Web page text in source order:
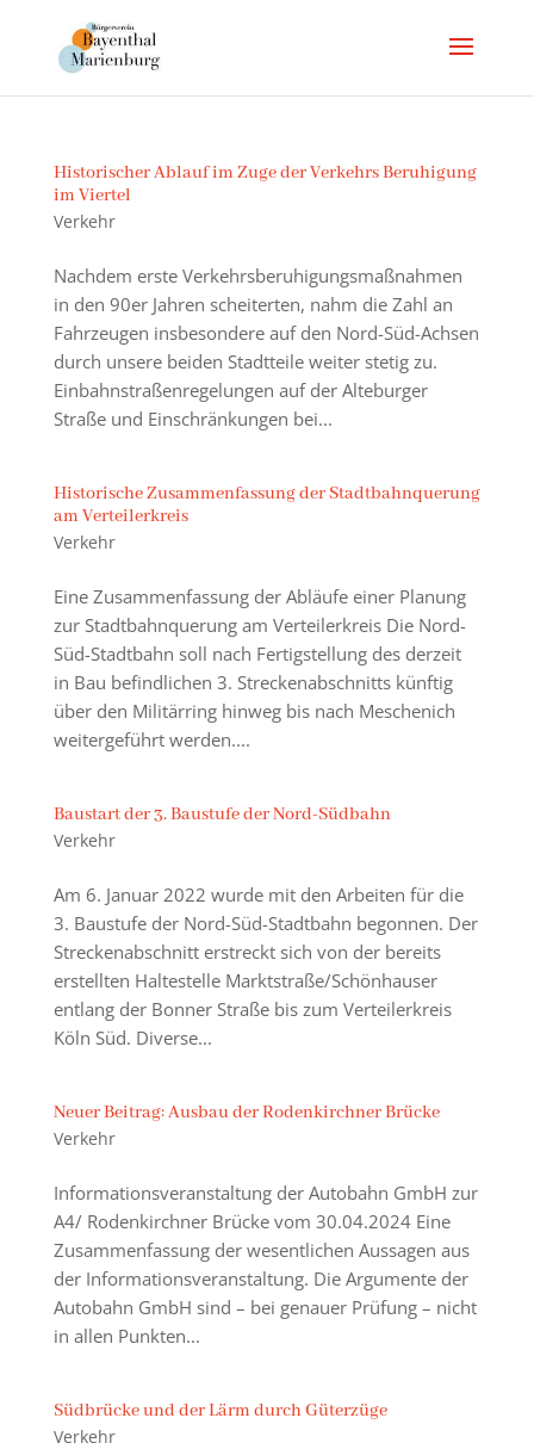
Historischer Ablauf im Zuge der Verkehrs Beruhigung
im Viertel
Verkehr
Nachdem erste Verkehrsberuhigungsmaßnahmen
in den 90er Jahren scheiterten, nahm die Zahl an
Fahrzeugen insbesondere auf den Nord-Süd-Achsen
durch unsere beiden Stadtteile weiter stetig zu.
Einbahnstraßenregelungen auf der Alteburger
Straße und Einschränkungen bei...
Historische Zusammenfassung der Stadtbahnquerung
am Verteilerkreis
Verkehr
Eine Zusammenfassung der Abläufe einer Planung
zur Stadtbahnquerung am Verteilerkreis Die Nord-
Süd-Stadtbahn soll nach Fertigstellung des derzeit
in Bau befindlichen 3. Streckenabschnitts künftig
über den Militärring hinweg bis nach Meschenich
weitergeführt werden....
Baustart der 3. Baustufe der Nord-Südbahn
Verkehr
Am 6. Januar 2022 wurde mit den Arbeiten für die
3. Baustufe der Nord-Süd-Stadtbahn begonnen. Der
Streckenabschnitt erstreckt sich von der bereits
erstellten Haltestelle Marktstraße/Schönhauser
entlang der Bonner Straße bis zum Verteilerkreis
Köln Süd. Diverse...
Neuer Beitrag: Ausbau der Rodenkirchner Brücke
Verkehr
Informationsveranstaltung der Autobahn GmbH zur
A4/ Rodenkirchner Brücke vom 30.04.2024 Eine
Zusammenfassung der wesentlichen Aussagen aus
der Informationsveranstaltung. Die Argumente der
Autobahn GmbH sind – bei genauer Prüfung – nicht
in allen Punkten...
Südbrücke und der Lärm durch Güterzüge
Verkehr